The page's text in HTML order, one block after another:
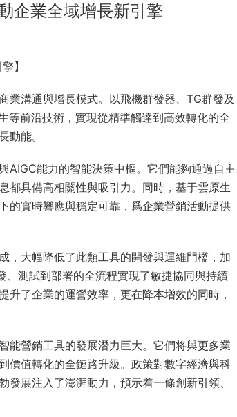
企業全域增長新引擎
】
業溝通與增長模式。以飛機群發器、TG群發及
等前沿技術，實現從精準觸達到高效轉化的全
動能。
AIGC能力的智能決策中樞。它們能夠通過自主
都具備高相關性與吸引力。同時，基于雲原生
的實時響應與穩定可靠，爲企業營銷活動提供
，大幅降低了此類工具的開發與運維門檻，加
測試到部署的全流程實現了敏捷協同與持續
了企業的運營效率，更在降本增效的同時，
能營銷工具的發展潛力巨大。它們将與更多業
價值轉化的全鏈路升級。政策對數字經濟與科
展注入了澎湃動力，預示着一條創新引領、